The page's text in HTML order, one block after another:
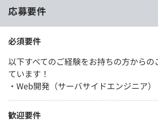
応募要件
必須要件
以下すべてのご経験をお持ちの方からの
ています！
・Web開発（サーバサイドエンジニア
歓迎要件